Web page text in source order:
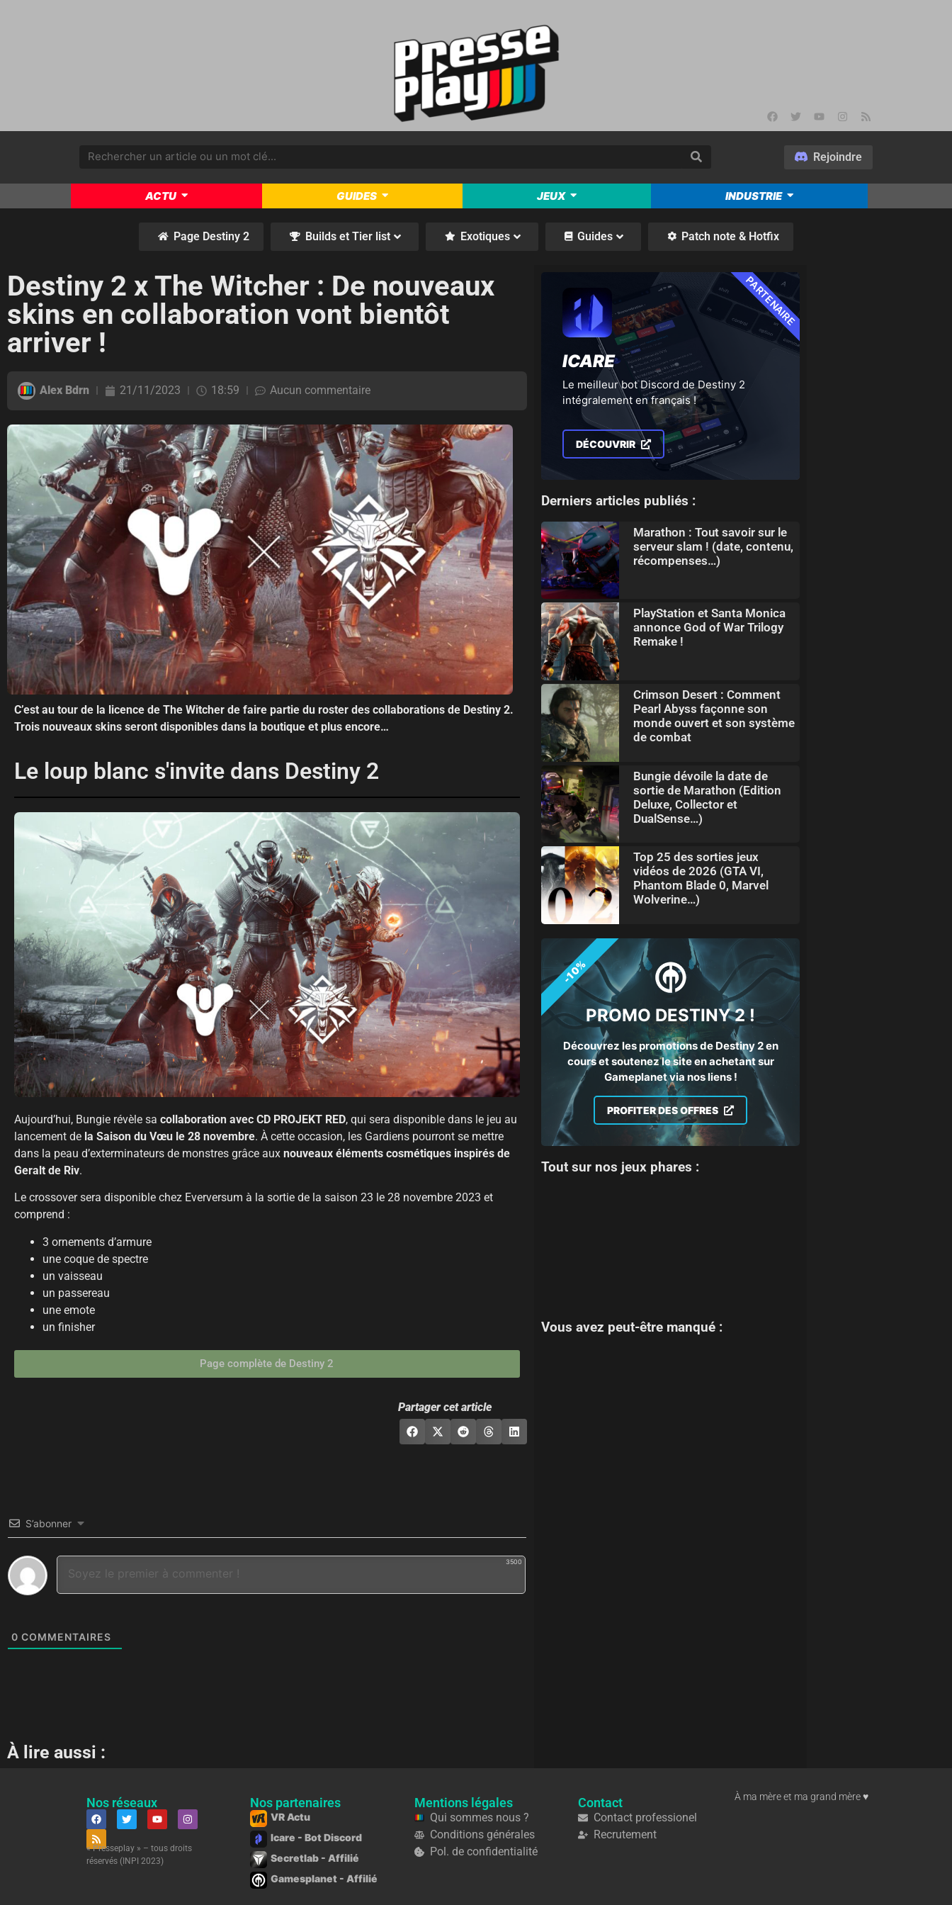
Rejoindre
ACTU GUIDES JEUX INDUSTRIE
Page Destiny 2 Builds et Tier list Exotiques Guides Patch note & Hotfix
Destiny 2 x The Witcher : De nouveaux
skins en collaboration vont bientôt
arriver !
Alex Bdrn 21/11/2023 18:59 Aucun commentaire
C’est au tour de la licence de The Witcher de faire partie du roster des collaborations de Destiny 2.
Trois nouveaux skins seront disponibles dans la boutique et plus encore…
Le loup blanc s'invite dans Destiny 2
Aujourd’hui, Bungie révèle sa collaboration avec CD PROJEKT RED, qui sera disponible dans le jeu au
lancement de la Saison du Vœu le 28 novembre. À cette occasion, les Gardiens pourront se mettre
dans la peau d’exterminateurs de monstres grâce aux nouveaux éléments cosmétiques inspirés de
Geralt de Riv.
Le crossover sera disponible chez Everversum à la sortie de la saison 23 le 28 novembre 2023 et
comprend :
3 ornements d’armure
une coque de spectre
un vaisseau
un passereau
une emote
un finisher
Page complète de Destiny 2
Partager cet article
S’abonner
3500
0 COMMENTAIRES
À lire aussi :
ICARE
Le meilleur bot Discord de Destiny 2
intégralement en français !
DÉCOUVRIR
PARTENAIRE
Derniers articles publiés :
Marathon : Tout savoir sur le
serveur slam ! (date, contenu,
récompenses…)
PlayStation et Santa Monica
annonce God of War Trilogy
Remake !
Crimson Desert : Comment
Pearl Abyss façonne son
monde ouvert et son système
de combat
Bungie dévoile la date de
sortie de Marathon (Edition
Deluxe, Collector et
DualSense…)
Top 25 des sorties jeux
vidéos de 2026 (GTA VI,
Phantom Blade 0, Marvel
Wolverine…)
PROMO DESTINY 2 !
Découvrez les promotions de Destiny 2 en
cours et soutenez le site en achetant sur
Gameplanet via nos liens !
PROFITER DES OFFRES
-10%
Tout sur nos jeux phares :
Vous avez peut-être manqué :
Nos réseaux
« Presseplay » – tous droits
réservés (INPI 2023)
Nos partenaires
VR Actu
Icare - Bot Discord
Secretlab - Affilié
Gamesplanet - Affilié
Mentions légales
Qui sommes nous ?
Conditions générales
Pol. de confidentialité
Contact
Contact professionel
Recrutement
À ma mère et ma grand mère ♥︎